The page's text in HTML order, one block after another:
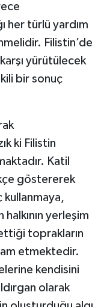
her türlü yardım
Filistin’de
yürütülecek
bir sonuç
ki Filistin
Katil
göstererek
kullanmaya,
yerleşim
toprakların
etmektedir.
kendisini
olarak